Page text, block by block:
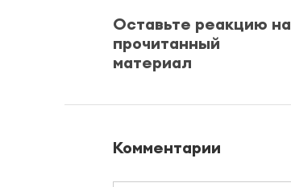
Оставьте реакцию на
прочитанный
материал
Комментарии